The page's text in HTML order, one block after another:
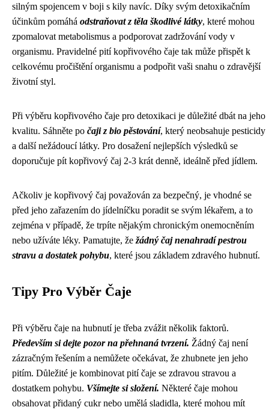
silným spojencem v boji s kily navíc. Díky svým detoxikačním
účinkům pomáhá odstraňovat z těla škodlivé látky, které mohou
zpomalovat metabolismus a podporovat zadržování vody v
organismu. Pravidelné pití kopřivového čaje tak může přispět k
celkovému pročištění organismu a podpořit vaši snahu o zdravější
životní styl.
Při výběru kopřivového čaje pro detoxikaci je důležité dbát na jeho
kvalitu. Sáhněte po čaji z bio pěstování, který neobsahuje pesticidy
a další nežádoucí látky. Pro dosažení nejlepších výsledků se
doporučuje pít kopřivový čaj 2-3 krát denně, ideálně před jídlem.
Ačkoliv je kopřivový čaj považován za bezpečný, je vhodné se
před jeho zařazením do jídelníčku poradit se svým lékařem, a to
zejména v případě, že trpíte nějakým chronickým onemocněním
nebo užíváte léky. Pamatujte, že žádný čaj nenahradí pestrou
stravu a dostatek pohybu, které jsou základem zdravého hubnutí.
Tipy Pro Výběr Čaje
Při výběru čaje na hubnutí je třeba zvážit několik faktorů.
Především si dejte pozor na přehnaná tvrzení. Žádný čaj není
zázračným řešením a nemůžete očekávat, že zhubnete jen jeho
pitím. Důležité je kombinovat pití čaje se zdravou stravou a
dostatkem pohybu. Všímejte si složení. Některé čaje mohou
obsahovat přidaný cukr nebo umělá sladidla, které mohou mít